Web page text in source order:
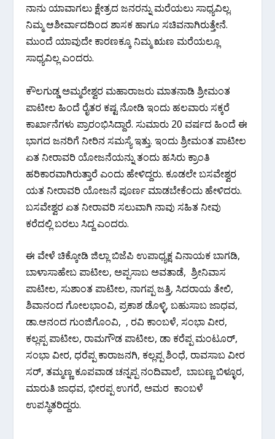
ನಾನು ಯಾವಾಗಲು ಕ್ಷೇತ್ರದ ಜನರನ್ನು ಮರೆಯಲು ಸಾಧ್ಯವಿಲ್ಲ.
ನಿಮ್ಮ ಆಶೀರ್ವಾದದಿಂದ ಶಾಸಕ ಹಾಗೂ ಸಚಿವನಾಗಿರುತ್ತೇನೆ.
ಮುಂದೆ ಯಾವುದೇ ಕಾರಣಕ್ಕೂ ನಿಮ್ಮ ಋಣ ಮರೆಯಲ್ಲೂ
ಸಾಧ್ಯವಿಲ್ಲ ಎಂದರು.
ಕೌಲಗುಡ್ಡ ಅಮ್ಮರೇಶ್ವರ ಮಹಾರಾಜರು ಮಾತನಾಡಿ ಶ್ರೀಮಂತ
ಪಾಟೀಲ ಹಿಂದೆ ರೈತರ ಕಷ್ಟ ನೋಡಿ ಇಂದು ಹಲವಾರು ಸಕ್ಕರೆ
ಕಾರ್ಖಾನೆಗಳು ಪ್ರಾರಂಭಿಸಿದ್ದಾರೆ. ಸುಮಾರು 20 ವರ್ಷದ ಹಿಂದೆ ಈ
ಭಾಗದ ಜನರಿಗೆ ನೀರಿನ ಸಮಸ್ಯೆ‌ ಇತ್ತು. ಇಂದು ಶ್ರೀಮಂತ ಪಾಟೀಲ
ಏತ ನೀರಾವರಿ ಯೋಜನೆಯನ್ನು ತಂದು ಹಸಿರು ಕ್ರಾಂತಿ
ಹರಿಕಾರವಾಗಿರುತ್ತಾರೆ ಎಂದು ಹೇಳಿದ್ದರು. ಕೂಡಲೇ ಬಸವೇಶ್ವರ
ಯತ ನೀರಾವರಿ ಯೋಜನೆ ಪೂರ್ಣ ಮಾಡಬೇಕೆಂದು ಹೇಳಿದರು.
ಬಸವೇಶ್ವರ ಏತ ನೀರಾವರಿ ಸಲುವಾಗಿ ನಾವು ಸಹಿತ ನೀವು
ಕರೆದಲ್ಲಿ ಬರಲು ಸಿದ್ದ ಎಂದರು.
ಈ ವೇಳೆ ಚಿಕ್ಕೋಡಿ ಜಿಲ್ಲಾ ಬಿಜೆಪಿ ಉಪಾಧ್ಯಕ್ಷ ವಿನಾಯಕ ಬಾಗಡಿ,
ಬಾಳಾಸಾಹೇಬ ಪಾಟೀಲ, ಅಪ್ಪಸಾಬ ಅವತಾಡೆ, ಶ್ರೀನಿವಾಸ
ಪಾಟೀಲ, ಸುಶಾಂತ ಪಾಟೀಲ, ನಾಗಪ್ಪ ಜತ್ತಿ, ಸಿದರಾಯ ತೇಲಿ,
ಶಿವಾನಂದ ಗೋಲಭಾಂವಿ, ಪ್ರಕಾಶ ಡೊಳ್ಳಿ, ಬಹುಸಾಬ ಜಾಧವ,
ಡಾ.ಆನಂದ ಗುಂಜಿಗೊಂವಿ, , ರವಿ ಕಾಂಬಳೆ, ಸಂಭಾ ವೀರ,
ಕಲ್ಲಪ್ಪ ಪಾಟೀಲ, ರಾಮಗೌಡ ಪಾಟೀಲ, ಡಾ ಕರೆಪ್ಪ ಮಂಟೂರ್,
ಸಂಭಾ ವೀರ, ಧರೆಪ್ಪ ಕಾರಾಜನಗಿ, ಕಲ್ಲಪ್ಪ ಶಿಂಧೆ, ರಾವಸಾಬ ವೀರ
ಸರ್, ತಮ್ಮಣ್ಣ ಕೂಪವಾಡ ಚನ್ನಪ್ಪ ನಂದಿವಾಲೆ, ಬಾಬಣ್ಣ ಬಿಳ್ಳೂರ,
ಮಾರುತಿ ಜಾಧವ, ಭೀರಪ್ಪ ಉಗರೆ, ಅಮರ ಕಾಂಬಳೆ
ಉಪಸ್ಥಿತರಿದ್ದರು.